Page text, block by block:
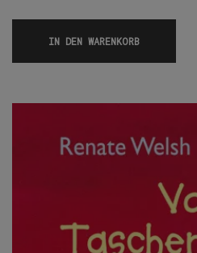
IN DEN WARENKORB